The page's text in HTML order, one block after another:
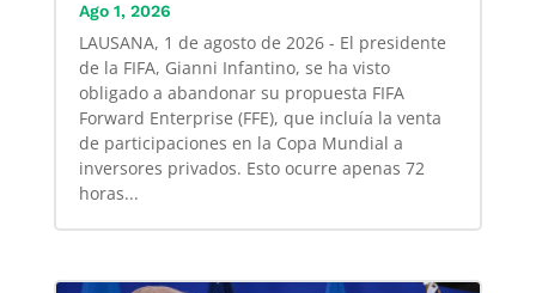
Ago 1, 2026
LAUSANA, 1 de agosto de 2026 - El presidente
de la FIFA, Gianni Infantino, se ha visto
obligado a abandonar su propuesta FIFA
Forward Enterprise (FFE), que incluía la venta
de participaciones en la Copa Mundial a
inversores privados. Esto ocurre apenas 72
horas...